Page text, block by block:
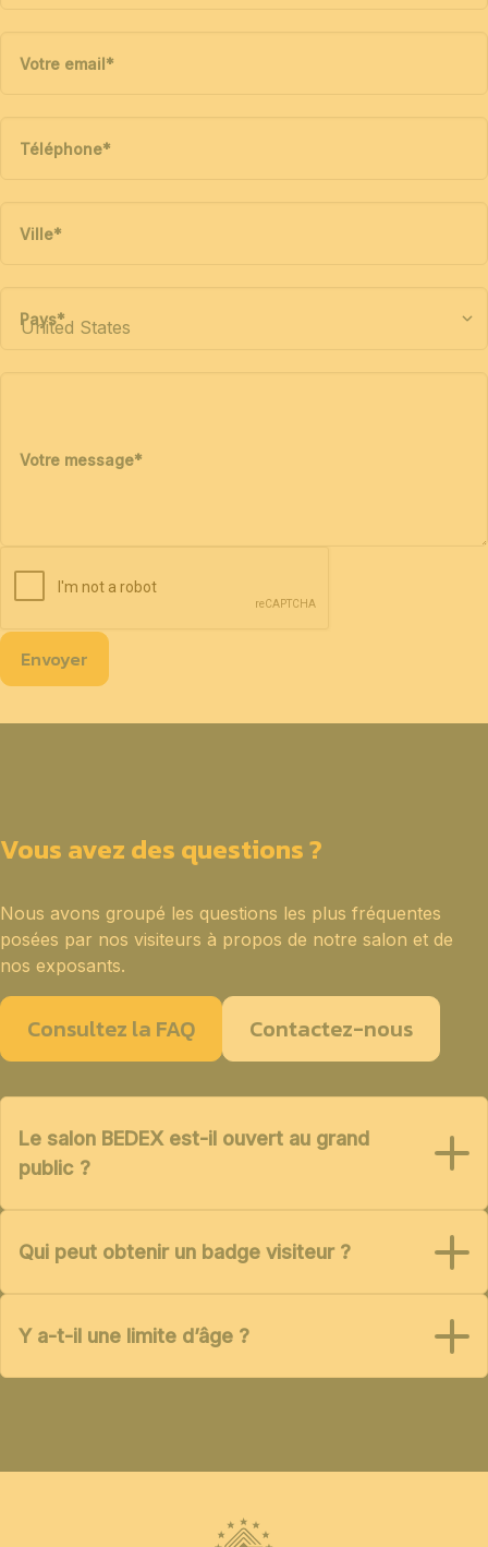
Votre email*
Téléphone*
Ville*
Pays*
Votre message*
Envoyer
Vous avez des questions ?
Nous avons groupé les questions les plus fréquentes
posées par nos visiteurs à propos de notre salon et de
nos exposants.
Consultez la FAQ Contactez-nous
Le salon BEDEX est-il ouvert au grand
public ?
Qui peut obtenir un badge visiteur ?
Y a-t-il une limite d’âge ?